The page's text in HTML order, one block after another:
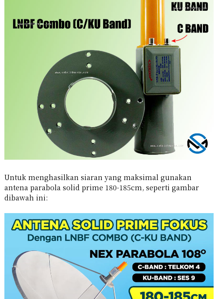
Untuk menghasilkan siaran yang maksimal gunakan
antena parabola solid prime 180-185cm, seperti gambar
dibawah ini: